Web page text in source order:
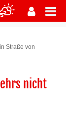
Straße von
nicht